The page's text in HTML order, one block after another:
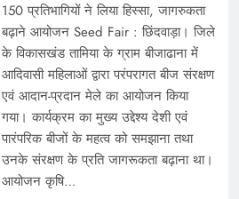
150 प्रतिभागियों ने लिया हिस्सा, जागरुकता
बढ़ाने आयोजन Seed Fair : छिंदवाड़ा। जिले
के विकासखंड तामिया के ग्राम बीजाढाना में
आदिवासी महिलाओं द्वारा परंपरागत बीज संरक्षण
एवं आदान-प्रदान मेले का आयोजन किया
गया। कार्यक्रम का मुख्य उद्देश्य देशी एवं
पारंपरिक बीजों के महत्व को समझाना तथा
उनके संरक्षण के प्रति जागरूकता बढ़ाना था।
आयोजन कृषि…